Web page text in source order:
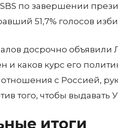
по завершении
51,7% голосов
досрочно
и каков курс его
отношения с Россией,
того, чтобы выдавать
итоги